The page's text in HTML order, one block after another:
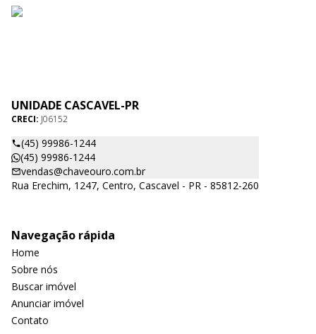
UNIDADE CASCAVEL-PR
CRECI: J06152
(45) 99986-1244
(45) 99986-1244
vendas@chaveouro.com.br
Rua Erechim, 1247, Centro, Cascavel - PR - 85812-260
Navegação rápida
Home
Sobre nós
Buscar imóvel
Anunciar imóvel
Contato